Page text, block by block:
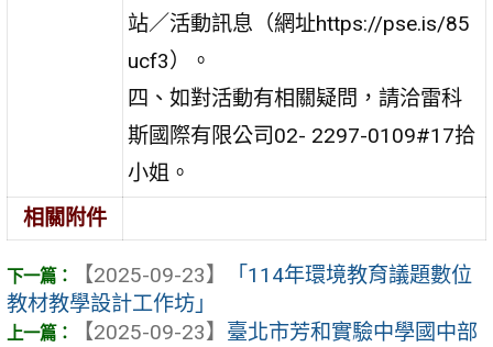
站／活動訊息（網址https://pse.is/85
ucf3）。
四、如對活動有相關疑問，請洽雷科
斯國際有限公司02- 2297-0109#17拾
小姐。
相關附件
【2025-09-23】
「114年環境教育議題數位
教材教學設計工作坊」
【2025-09-23】 臺北市芳和實驗中學國中部